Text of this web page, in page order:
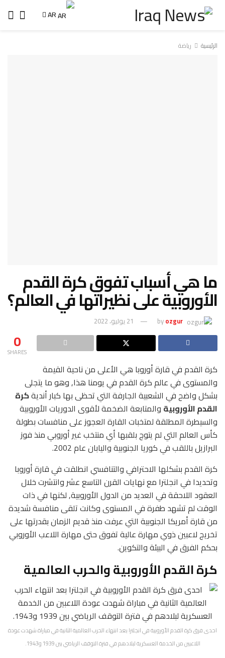
AR
الرئيسية رياضة
ما هي أسباب تفوق كرة القدم
الأوروبية على نظيراتها في العالم؟
byozgur 21 يوليو، 2022
0
SHARES
كرة القدم في قارة أوروبا هي الأعلى من ناحية القيمة
والمستوى في عالم كرة القدم في يومنا هذا, وهو ما يتجلى
بشكل واضح في الشعبية الجارفة التي تحظى بها كبار أنديةكرة
القدم الأوروبية والمتابعة الضخمة لأقوى الدوريات الأوروبية
والسيطرة المطلقة لمتخبات القارة العجوز على منافسات بطولة
كأس العالم التي لم يتوج بلقبها أي منتخب غير أوروبي منذ فوز
البرازيل باللقب في كوريا الجنوبية واليابان عام 2002.
كرة القدم بشكلها الاحترافي والتنافسي انطلقت في قارة أوروبا
وتحديدا في انجلترا مع نهايات القرن التاسع عشر وانتشرت خلال
العقود اللاحقة في العديد من الدول الأوروبية, لكنها في ذات
الوقت لم تشهد طفرة في المستوى وكانت تلقى منافسة شديدة
من قارة أمريكا الجنوبية التي عرفت منذ قديم الزمان بقدرتها على
تخريج لاعبين ذوي مهارة عالية تفوق حتى مهارة اللاعب الأوروبي
بحكم الفرق في البيئة والتكوين.
كرة القدم الأوروبية والحرب العالمية
احدى فرق كرة القدم الأوروبية في انجلترا بعد انتهاء الحرب العالمية الثانية في مباراة شهدت عودة
اللاعبين من الخدمة العسكرية لبلادهم في فترة التوقف الرياضي بين 1939 و1943.